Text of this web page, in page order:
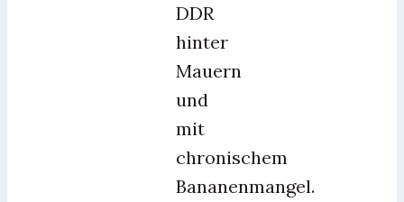
DDR
hinter
Mauern
und
mit
chronischem
Bananenmangel.